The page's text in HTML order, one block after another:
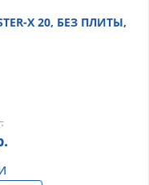
X 20, БЕЗ ПЛИТЫ,